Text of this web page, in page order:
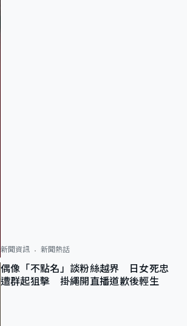
新聞資訊 新聞熱話
偶像「不點名」談粉絲越界 日女死忠
遭群起狙擊 掛繩開直播道歉後輕生